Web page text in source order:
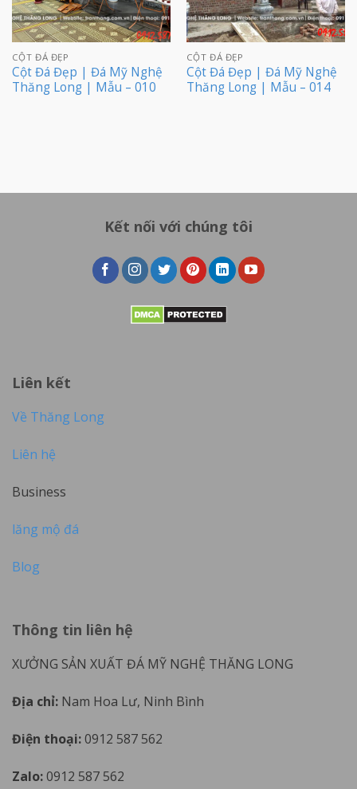
CỘT ĐÁ ĐẸP
Cột Đá Đẹp | Đá Mỹ Nghệ
Thăng Long | Mẫu – 010
CỘT ĐÁ ĐẸP
Cột Đá Đẹp | Đá Mỹ Nghệ
Thăng Long | Mẫu – 014
Kết nối với chúng tôi
Liên kết
Về Thăng Long
Liên hệ
Business
lăng mộ đá
Blog
Thông tin liên hệ
XƯỞNG SẢN XUẤT ĐÁ MỸ NGHỆ THĂNG LONG
Địa chỉ: Nam Hoa Lư, Ninh Bình
Điện thoại:0912 587 562
Zalo:0912 587 562